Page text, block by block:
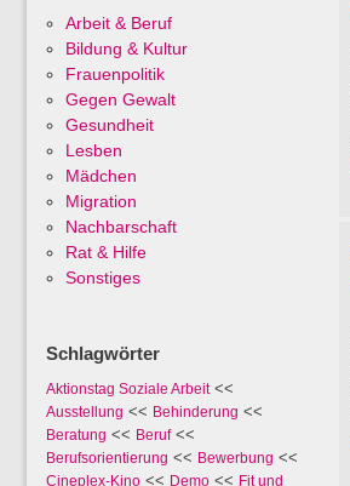
Arbeit & Beruf
Bildung & Kultur
Frauenpolitik
Gegen Gewalt
Gesundheit
Lesben
Mädchen
Migration
Nachbarschaft
Rat & Hilfe
Sonstiges
Schlagwörter
Aktionstag Soziale Arbeit<<
Ausstellung << Behinderung <<
Beratung << Beruf<<
Berufsorientierung << Bewerbung <<
Cineplex-Kino << Demo << Fit und